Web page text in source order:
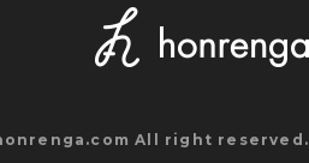
All right reserved.